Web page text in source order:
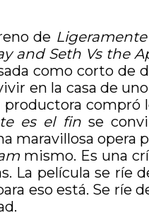
de
and Seth Vs the
como corto de
en la casa de
compró
es el finse
maravillosa opera
mismo. Es una
película se ríe
eso está. Se ríe